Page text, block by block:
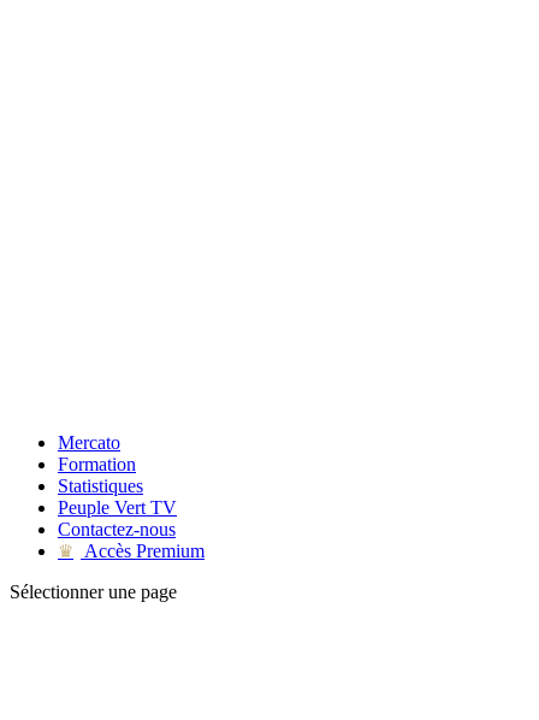
Mercato
Formation
Statistiques
Peuple Vert TV
Contactez-nous
♛
Accès Premium
Sélectionner une page